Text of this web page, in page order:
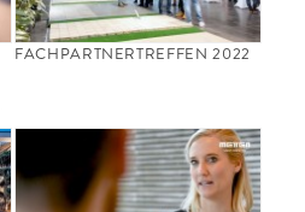
FACHPARTNERTREFFEN 2022